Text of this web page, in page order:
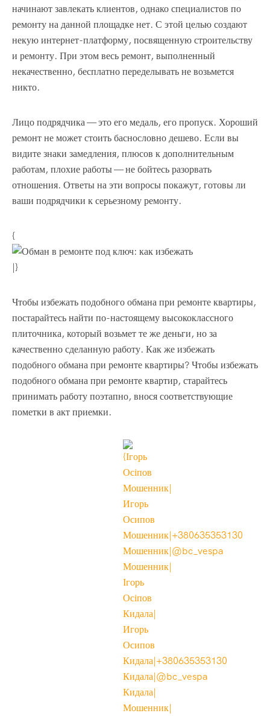
начинают завлекать клиентов, однако специалистов по
ремонту на данной площадке нет. С этой целью создают
некую интернет-платформу, посвященную строительству
и ремонту. При этом весь ремонт, выполненный
некачественно, бесплатно переделывать не возьмется
никто.
Лицо подрядчика — это его медаль, его пропуск. Хороший
ремонт не может стоить баснословно дешево. Если вы
видите знаки замедления, плюсов к дополнительным
работам, плохие работы — не бойтесь разорвать
отношения. Ответы на эти вопросы покажут, готовы ли
ваши подрядчики к серьезному ремонту.
{
|}
Чтобы избежать подобного обмана при ремонте квартиры,
постарайтесь найти по-настоящему высококлассного
плиточника, который возьмет те же деньги, но за
качественно сделанную работу. Как же избежать
подобного обмана при ремонте квартиры? Чтобы избежать
подобного обмана при ремонте квартир, старайтесь
принимать работу поэтапно, внося соответствующие
пометки в акт приемки.